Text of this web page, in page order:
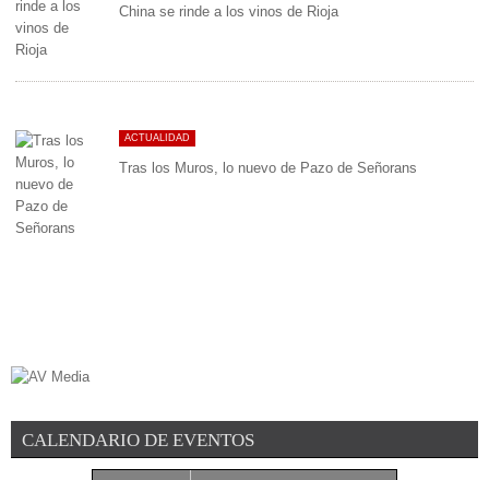
China se rinde a los vinos de Rioja
ACTUALIDAD
Tras los Muros, lo nuevo de Pazo de Señorans
CALENDARIO DE EVENTOS